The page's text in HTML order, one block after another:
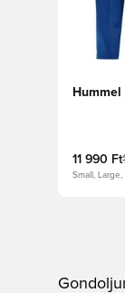
11 990 Ft
Small, Large,